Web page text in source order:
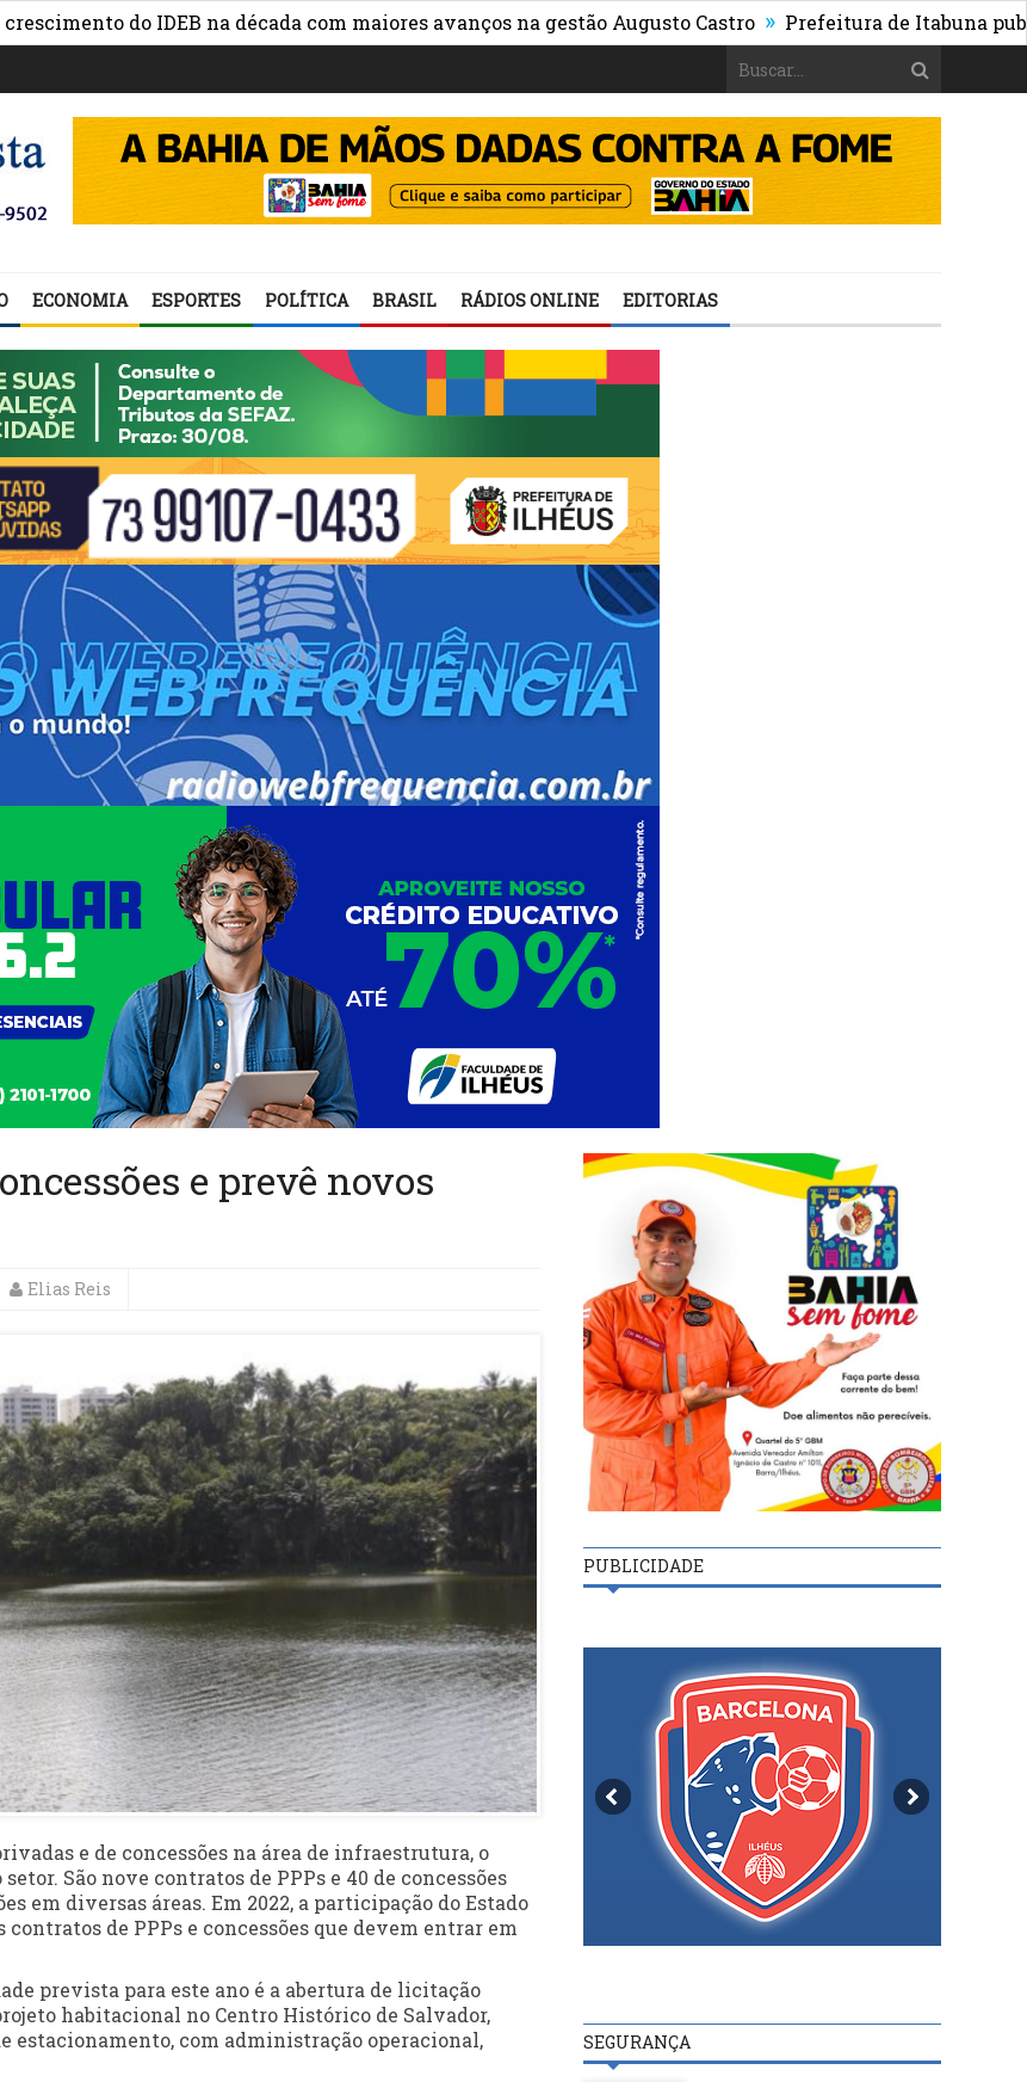
do IDEB na década com maiores avanços na gestão Augusto Castro » Prefeitura de Itabuna publica
ECONOMIA ESPORTES POLÍTICA BRASIL RÁDIOS ONLINE EDITORIAS
e prevê novos
Elias Reis
e de concessões na área de infraestrutura, o
São nove contratos de PPPs e 40 de concessões
em diversas áreas. Em 2022, a participação do Estado
de PPPs e concessões que devem entrar em
prevista para este ano é a abertura de licitação
habitacional no Centro Histórico de Salvador,
com administração operacional,
PUBLICIDADE
SEGURANÇA